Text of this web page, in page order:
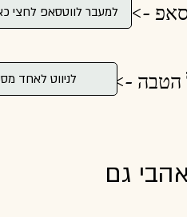
->
למעבר לווטסאפ לחצי
הטבה -> לניווט לאחד
גם